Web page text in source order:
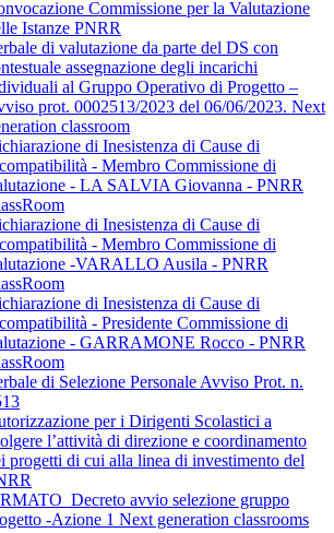
Commissione per la Valutazione
Istanze PNRR
di valutazione da parte del DS con
assegnazione degli incarichi
al Gruppo Operativo di Progetto –
prot. 0002513/2023 del 06/06/2023. Next
classroom
di Inesistenza di Cause di
- Membro Commissione di
- LA SALVIA Giovanna - PNRR
di Inesistenza di Cause di
- Membro Commissione di
-VARALLO Ausila - PNRR
di Inesistenza di Cause di
- Presidente Commissione di
- GARRAMONE Rocco - PNRR
di Selezione Personale Avviso Prot. n.
per i Dirigenti Scolastici a
l’attività di direzione e coordinamento
progetti di cui alla linea di investimento del
avvio selezione gruppo
-Azione 1 Next generation classrooms